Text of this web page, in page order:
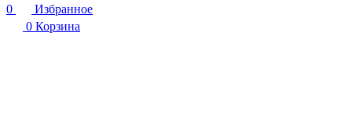
0
Избранное
0 Корзина